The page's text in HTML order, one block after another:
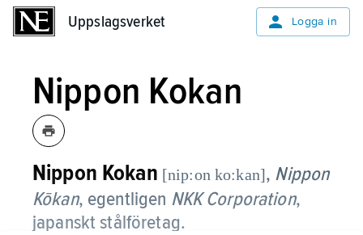
Uppslagsverket Logga in
Nippon Kokan
Nippon Kokan [nip:on ko:kan], Nippon
Kōkan, egentligen NKK Corporation,
japanskt stålföretag.